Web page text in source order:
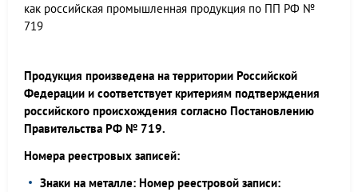
как российская промышленная продукция по ПП РФ №
719
Продукция произведена на территории Российской
Федерации и соответствует критериям подтверждения
российского происхождения согласно Постановлению
Правительства РФ № 719.
Номера реестровых записей:
Знаки на металле: Номер реестровой записи: